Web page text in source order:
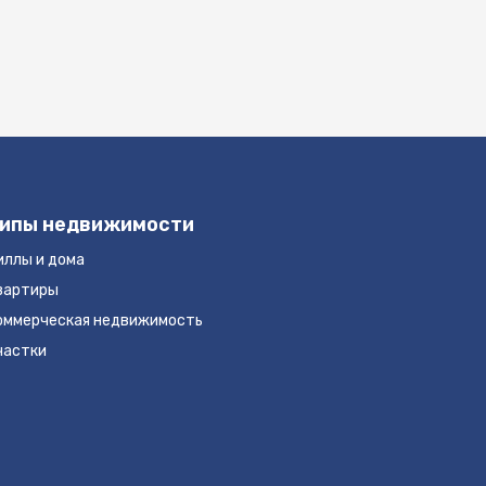
недвижимости
и дома
недвижимость